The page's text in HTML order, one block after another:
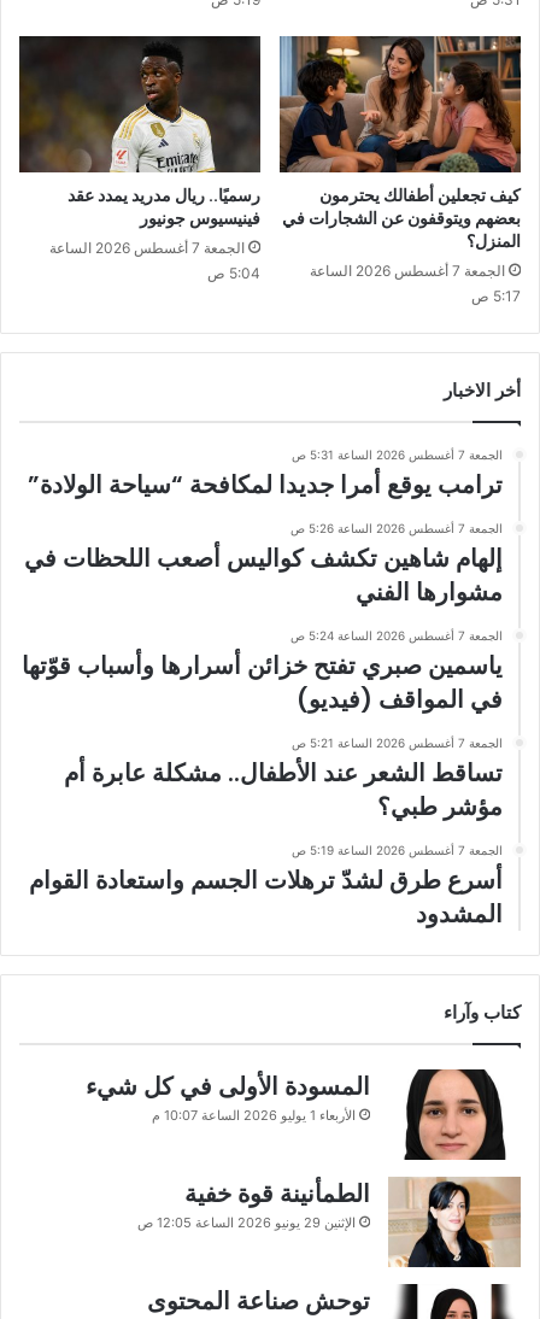
كيف تجعلين أطفالك يحترمون
بعضهم ويتوقفون عن الشجارات في
المنزل؟
الجمعة 7 أغسطس 2026 الساعة
5:17 ص
رسميًا.. ريال مدريد يمدد عقد
فينيسيوس جونيور
الجمعة 7 أغسطس 2026 الساعة
5:04 ص
أخر الاخبار
الجمعة 7 أغسطس 2026 الساعة 5:31 ص
ترامب يوقع أمرا جديدا لمكافحة “سياحة الولادة”
الجمعة 7 أغسطس 2026 الساعة 5:26 ص
إلهام شاهين تكشف كواليس أصعب اللحظات في
مشوارها الفني
الجمعة 7 أغسطس 2026 الساعة 5:24 ص
ياسمين صبري تفتح خزائن أسرارها وأسباب قوّتها
في المواقف (فيديو)
الجمعة 7 أغسطس 2026 الساعة 5:21 ص
تساقط الشعر عند الأطفال.. مشكلة عابرة أم
مؤشر طبي؟
الجمعة 7 أغسطس 2026 الساعة 5:19 ص
أسرع طرق لشدّ ترهلات الجسم واستعادة القوام
المشدود
كتاب وآراء
المسودة الأولى في كل شيء
الأربعاء 1 يوليو 2026 الساعة 10:07 م
الطمأنينة قوة خفية
الإثنين 29 يونيو 2026 الساعة 12:05 ص
توحش صناعة المحتوى